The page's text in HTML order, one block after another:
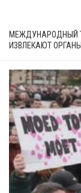
МЕЖДУНАРОДНЫЙ
ИЗВЛЕКАЮТ